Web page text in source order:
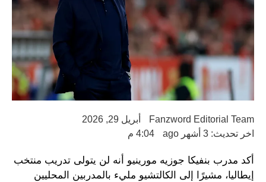
Fanzword Editorial Team
أبريل 29, 2026
اخر تحديث: 3 أشهر ago
4:04 م
أكد مدرب بنفيكا جوزيه مورينيو أنه لن يتولى تدريب منتخب
إيطاليا، مشيرًا إلى الكالتشيو مليء بالمدربين المحليين